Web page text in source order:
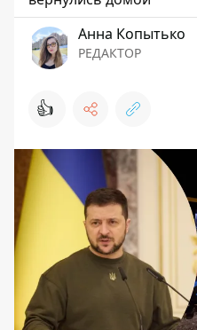
Анна Копытько
РЕДАКТОР
👍